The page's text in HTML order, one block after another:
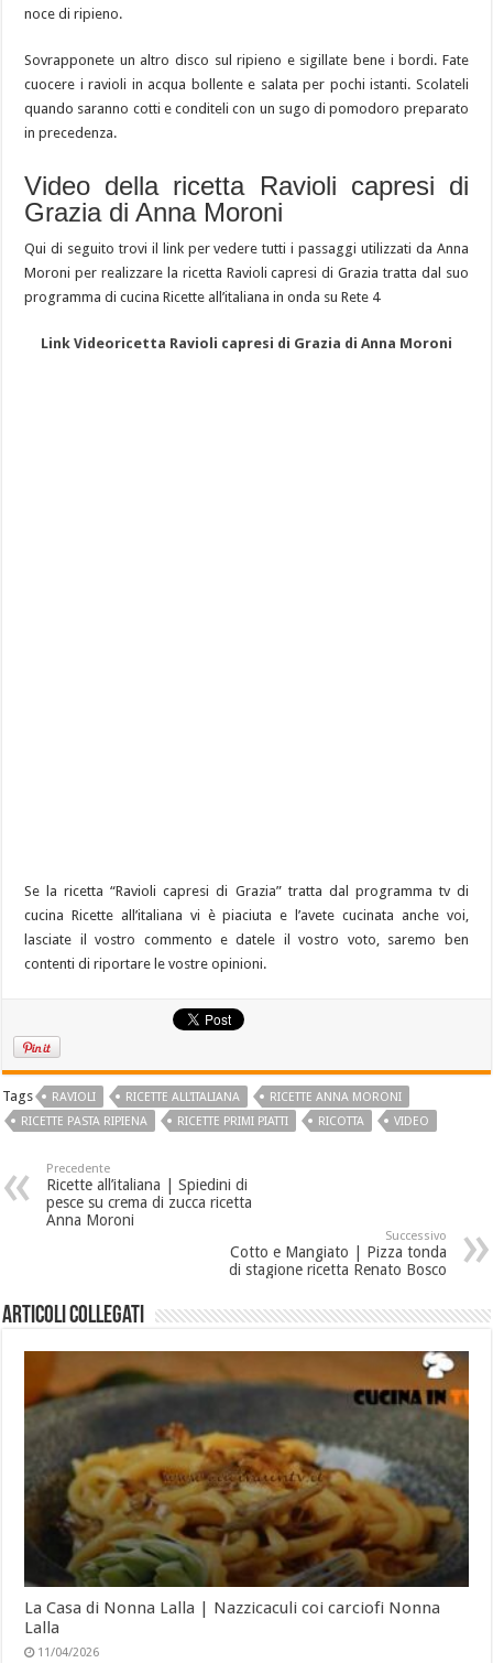
noce di ripieno.
Sovrapponete un altro disco sul ripieno e sigillate bene i bordi. Fate
cuocere i ravioli in acqua bollente e salata per pochi istanti. Scolateli
quando saranno cotti e conditeli con un sugo di pomodoro preparato
in precedenza.
Video della ricetta Ravioli capresi di
Grazia di Anna Moroni
Qui di seguito trovi il link per vedere tutti i passaggi utilizzati da Anna
Moroni per realizzare la ricetta Ravioli capresi di Grazia tratta dal suo
programma di cucina Ricette all’italiana in onda su Rete 4
Link Videoricetta Ravioli capresi di Grazia di Anna Moroni
Se la ricetta “Ravioli capresi di Grazia” tratta dal programma tv di
cucina Ricette all’italiana vi è piaciuta e l’avete cucinata anche voi,
lasciate il vostro commento e datele il vostro voto, saremo ben
contenti di riportare le vostre opinioni.
Tags RAVIOLI RICETTE ALL'ITALIANA
RICETTE ANNA MORONI
RICETTE PASTA RIPIENA
RICETTE PRIMI PIATTI RICOTTA VIDEO
Precedente
Ricette all’italiana | Spiedini di
pesce su crema di zucca ricetta
Anna Moroni
Successivo
Cotto e Mangiato | Pizza tonda
di stagione ricetta Renato Bosco
Articoli collegati
La Casa di Nonna Lalla | Nazzicaculi coi carciofi Nonna
Lalla
11/04/2026